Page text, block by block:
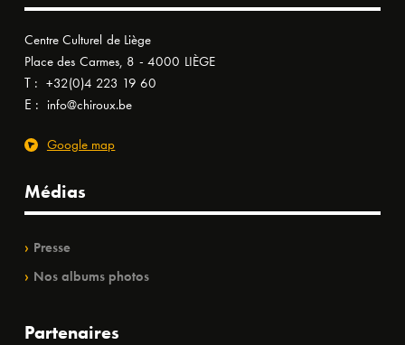
Centre Culturel de Liège
Place des Carmes, 8 - 4000 LIÈGE
T : +32(0)4 223 19 60
E : info@chiroux.be
Google map
Médias
Presse
Nos albums photos
Partenaires